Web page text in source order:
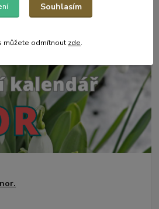
Souhlasím
můžete odmítnout zde.